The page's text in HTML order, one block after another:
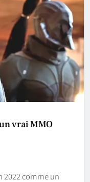
vrai MMO
2022 comme un